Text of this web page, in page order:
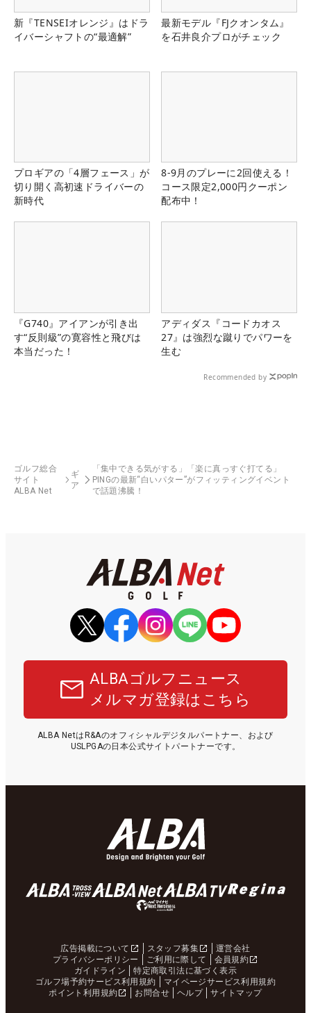
新『TENSEIオレンジ』はドラ
イバーシャフトの“最適解”
最新モデル『FJクオンタム』
を石井良介プロがチェック
プロギアの「4層フェース」が
切り開く高初速ドライバーの
新時代
8-9月のプレーに2回使える！
コース限定2,000円クーポン
配布中！
『G740』アイアンが引き出
す“反則級”の寛容性と飛びは
本当だった！
アディダス『コードカオス
27』は強烈な蹴りでパワーを
生む
Recommended by
ゴルフ総合
サイト
ALBA Net
ギ
ア
「集中できる気がする」「楽に真っすぐ打てる」
PINGの最新“白いパター”がフィッティングイベント
で話題沸騰！
ALBAゴルフニュース
メルマガ登録はこちら
ALBA NetはR&Aのオフィシャルデジタルパートナー、および
USLPGAの日本公式サイトパートナーです。
広告掲載について スタッフ募集
運営会社
プライバシーポリシー
ご利用に際して
会員規約
ガイドライン
特定商取引法に基づく表示
ゴルフ場予約サービス利用規約
マイページサービス利用規約
ポイント利用規約
お問合せ ヘルプ サイトマップ